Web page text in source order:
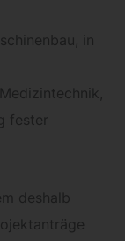
in
fester
deshalb